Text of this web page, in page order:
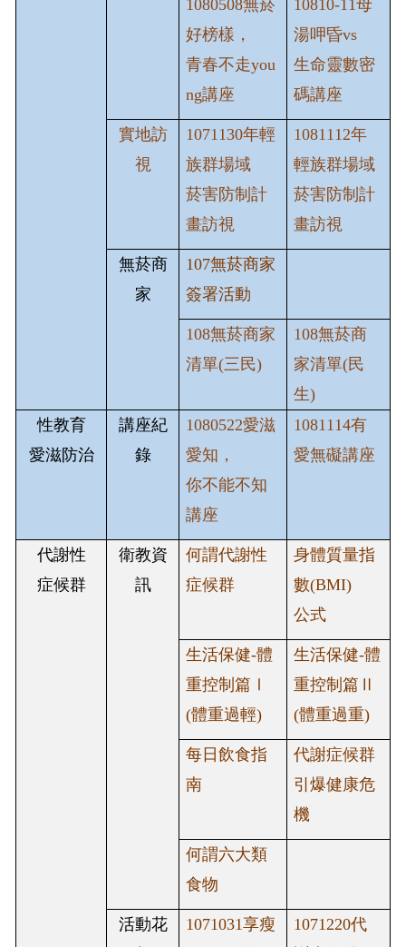
LINE 健康諮詢官方帳號
1080508無菸
好榜樣，
青春不走you
ng講座
10810-11母
湯呷昏vs
生命靈數密
碼講座
實地訪
視
1071130年輕
族群場域
菸害防制計
畫訪視
1081112年
輕族群場域
菸害防制計
畫訪視
無菸商
家
107無菸商家
簽署活動
108無菸商家
清單(三民)
108無菸商
家清單(民
生)
性教育
愛滋防治
講座紀
錄
1080522愛滋
愛知，
你不能不知
講座
1081114有
愛無礙講座
代謝性
症候群
衛教資
訊
何謂代謝性
症候群
身體質量指
數(BMI)
公式
生活保健-體
重控制篇Ⅰ
(體重過輕)
生活保健-體
重控制篇Ⅱ
(體重過重)
每日飲食指
南
代謝症候群
引爆健康危
機
何謂六大類
食物
活動花
1071031享瘦
1071220代